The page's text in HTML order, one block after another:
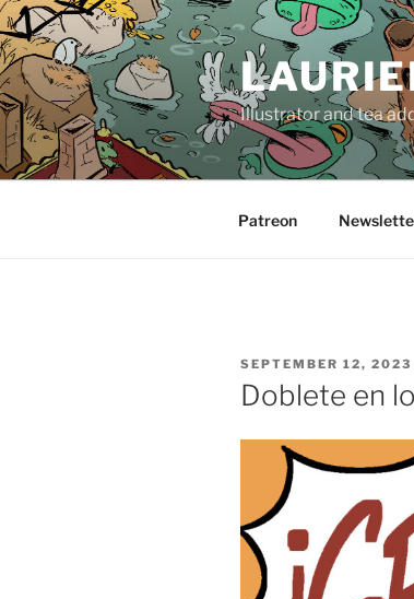
Skip
to
content
Illustrator and tea
Patreon
POSTED
ON
SEPTEMBER 12, 2023
Doblete en